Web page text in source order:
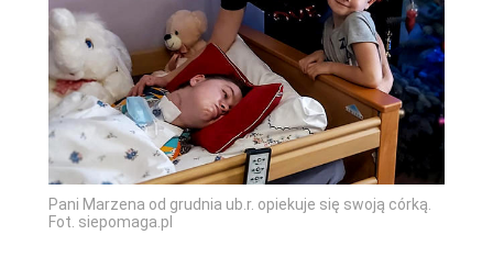
Pani Marzena od grudnia ub.r. opiekuje się swoją córką.
Fot. siepomaga.pl